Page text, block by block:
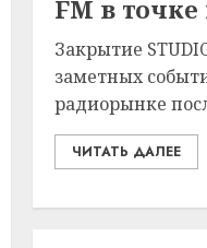
FM в
Закрытие
заметных
радиорынке
ЧИТАТЬ ДАЛЕЕ